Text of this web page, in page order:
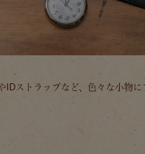
IDストラップなど、色々な小物に